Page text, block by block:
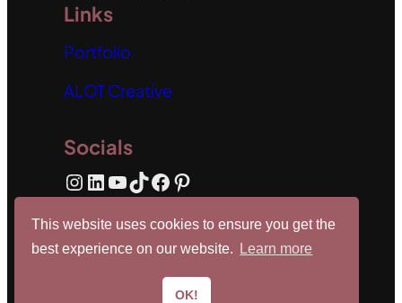
Links
Portfolio
ALOT Creative
Socials
Instagram LinkedIn Youtube TikTok Facebook Pinterest
Email
This website uses cookies to ensure you get the
best experience on our website.
Learn more
OK!